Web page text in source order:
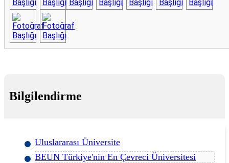
Bilgilendirme
Uluslararası Üniversite
BEUN Türkiye'nin En Çevreci Üniversitesi